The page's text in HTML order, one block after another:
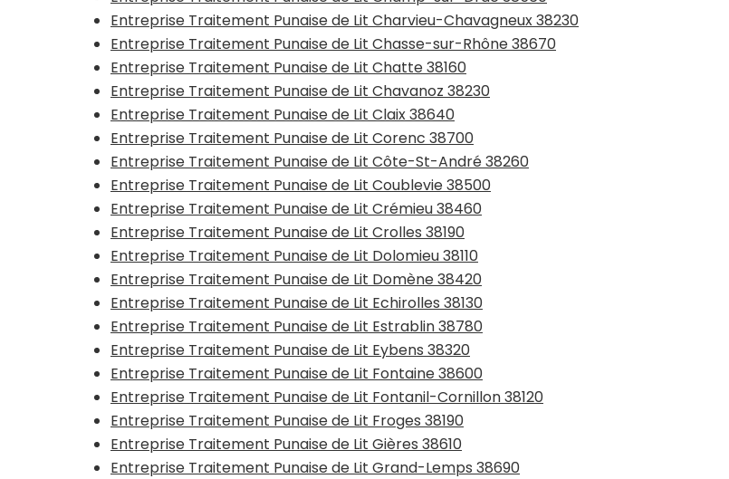
Entreprise Traitement Punaise de Lit Charvieu-Chavagneux 38230
Entreprise Traitement Punaise de Lit Chasse-sur-Rhône 38670
Entreprise Traitement Punaise de Lit Chatte 38160
Entreprise Traitement Punaise de Lit Chavanoz 38230
Entreprise Traitement Punaise de Lit Claix 38640
Entreprise Traitement Punaise de Lit Corenc 38700
Entreprise Traitement Punaise de Lit Côte-St-André 38260
Entreprise Traitement Punaise de Lit Coublevie 38500
Entreprise Traitement Punaise de Lit Crémieu 38460
Entreprise Traitement Punaise de Lit Crolles 38190
Entreprise Traitement Punaise de Lit Dolomieu 38110
Entreprise Traitement Punaise de Lit Domène 38420
Entreprise Traitement Punaise de Lit Echirolles 38130
Entreprise Traitement Punaise de Lit Estrablin 38780
Entreprise Traitement Punaise de Lit Eybens 38320
Entreprise Traitement Punaise de Lit Fontaine 38600
Entreprise Traitement Punaise de Lit Fontanil-Cornillon 38120
Entreprise Traitement Punaise de Lit Froges 38190
Entreprise Traitement Punaise de Lit Gières 38610
Entreprise Traitement Punaise de Lit Grand-Lemps 38690